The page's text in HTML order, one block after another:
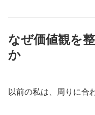
なぜ価値観を
か
以前の私は、周りに合